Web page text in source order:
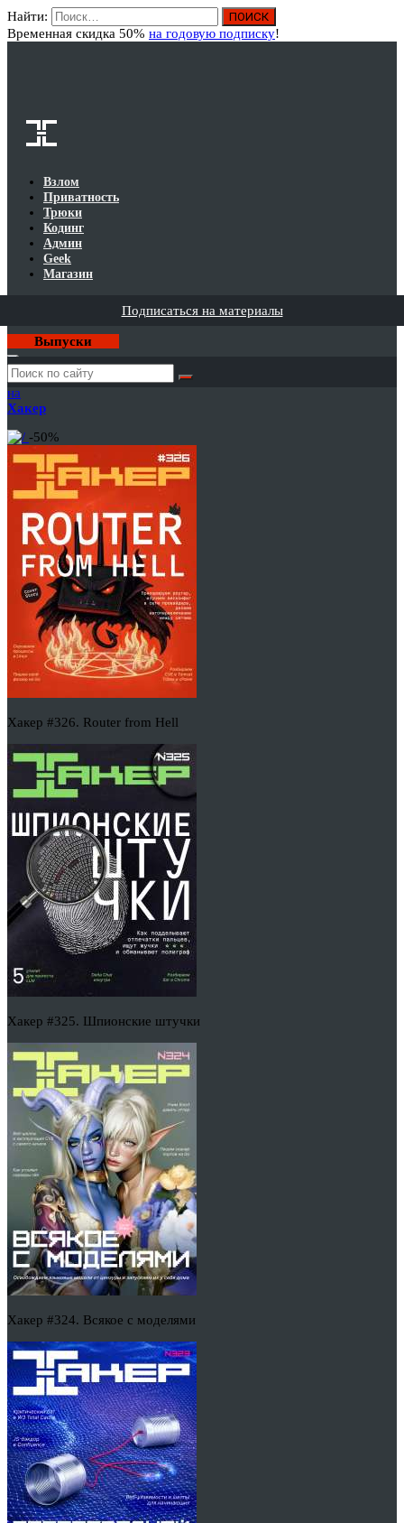
Найти:
Временная скидка 50% на годовую подписку!
Взлом
Приватность
Трюки
Кодинг
Админ
Geek
Магазин
Подписаться на материалы
Выпуски
Годовая
подписка
на
Хакер
-50%
Хакер #326. Router from Hell
Хакер #325. Шпионские штучки
Хакер #324. Всякое с моделями